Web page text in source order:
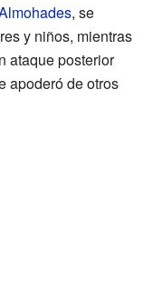
, se
y niños, mientras
ataque posterior
apoderó de otros